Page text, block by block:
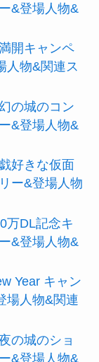
&登場人物&
開キャンペ
人物&関連ス
の城のコン
&登場人物&
好きな仮面
ー&登場人物
万DL記念キ
&登場人物&
Year キャン
場人物&関連
の城のショ
&登場人物&